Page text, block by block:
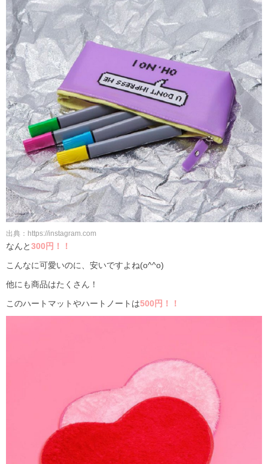
出典：https://instagram.com
なんと300円！！
こんなに可愛いのに、安いですよね(o^^o)
他にも商品はたくさん！
このハートマットやハートノートは500円！！